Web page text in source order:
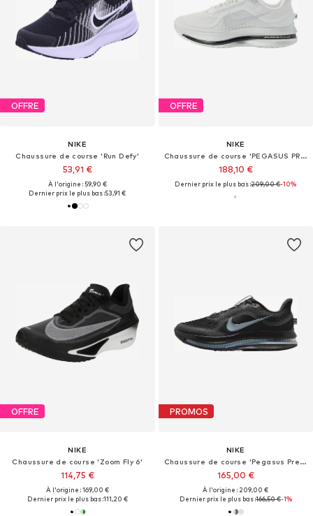
OFFRE
NIKE
Chaussure de course 'Run Defy'
53,91 €
À l'origine : 59,90 €
Dernier prix le plus bas :53,91 €
OFFRE
NIKE
Chaussure de course 'PEGASUS PREMIUM'
188,10 €
Dernier prix le plus bas :209,00 €-10%
OFFRE
NIKE
Chaussure de course 'Zoom Fly 6'
114,75 €
À l'origine : 169,00 €
Dernier prix le plus bas :111,20 €
PROMOS
NIKE
Chaussure de course 'Pegasus Premium'
165,00 €
À l'origine : 209,00 €
Dernier prix le plus bas :166,50 €-1%